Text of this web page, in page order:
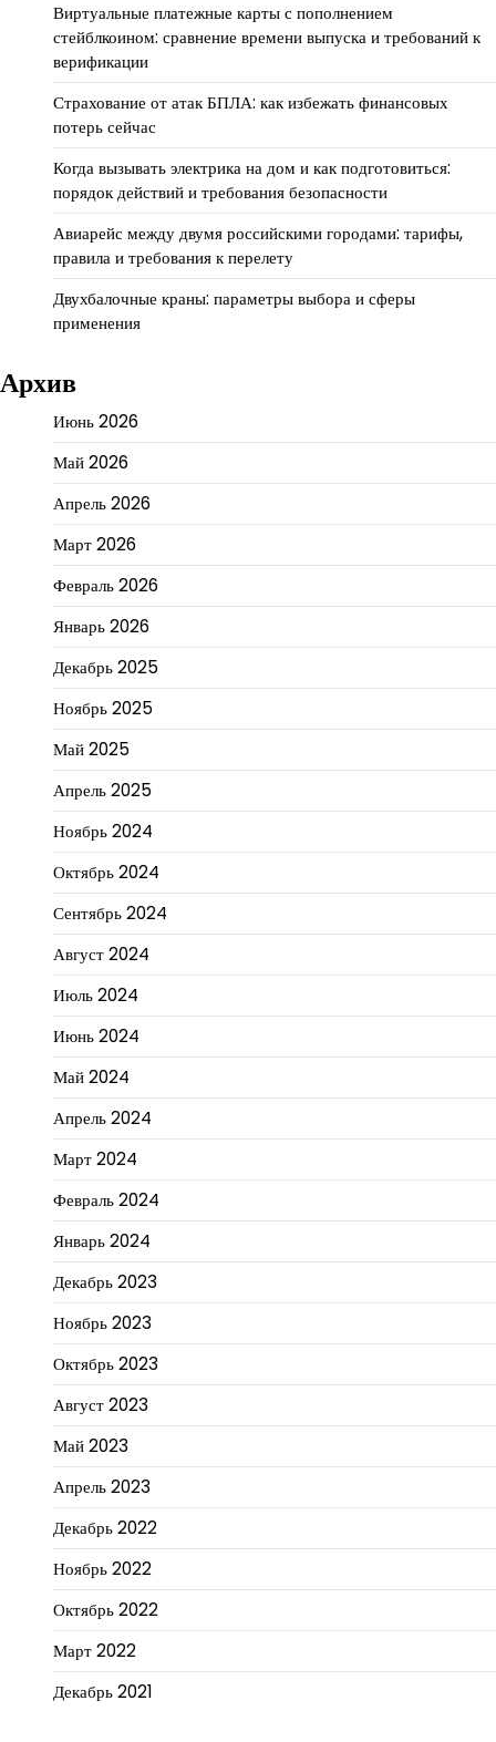
Виртуальные платежные карты с пополнением
стейблкоином: сравнение времени выпуска и требований к
верификации
Страхование от атак БПЛА: как избежать финансовых
потерь сейчас
Когда вызывать электрика на дом и как подготовиться:
порядок действий и требования безопасности
Авиарейс между двумя российскими городами: тарифы,
правила и требования к перелету
Двухбалочные краны: параметры выбора и сферы
применения
Архив
Июнь 2026
Май 2026
Апрель 2026
Март 2026
Февраль 2026
Январь 2026
Декабрь 2025
Ноябрь 2025
Май 2025
Апрель 2025
Ноябрь 2024
Октябрь 2024
Сентябрь 2024
Август 2024
Июль 2024
Июнь 2024
Май 2024
Апрель 2024
Март 2024
Февраль 2024
Январь 2024
Декабрь 2023
Ноябрь 2023
Октябрь 2023
Август 2023
Май 2023
Апрель 2023
Декабрь 2022
Ноябрь 2022
Октябрь 2022
Март 2022
Декабрь 2021